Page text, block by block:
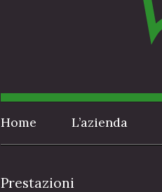
Home L’azienda
Prestazioni